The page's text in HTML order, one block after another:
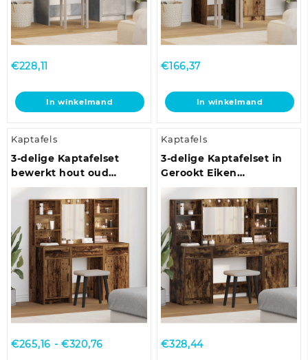
€228,11
In winkelmand
€166,37
In winkelmand
Kaptafels
3-delige Kaptafelset
bewerkt hout oud
houtkleurig
€265,16 - €320,76Prijsklasse:
Kaptafels
3-delige Kaptafelset in
Gerookt Eiken
Geëngineerd Hout
€328,44